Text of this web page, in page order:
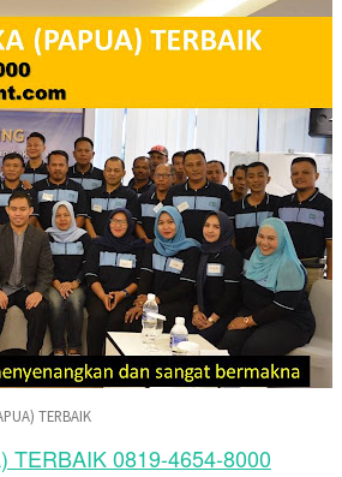
TERBAIK
TERBAIK 0819-4654-8000